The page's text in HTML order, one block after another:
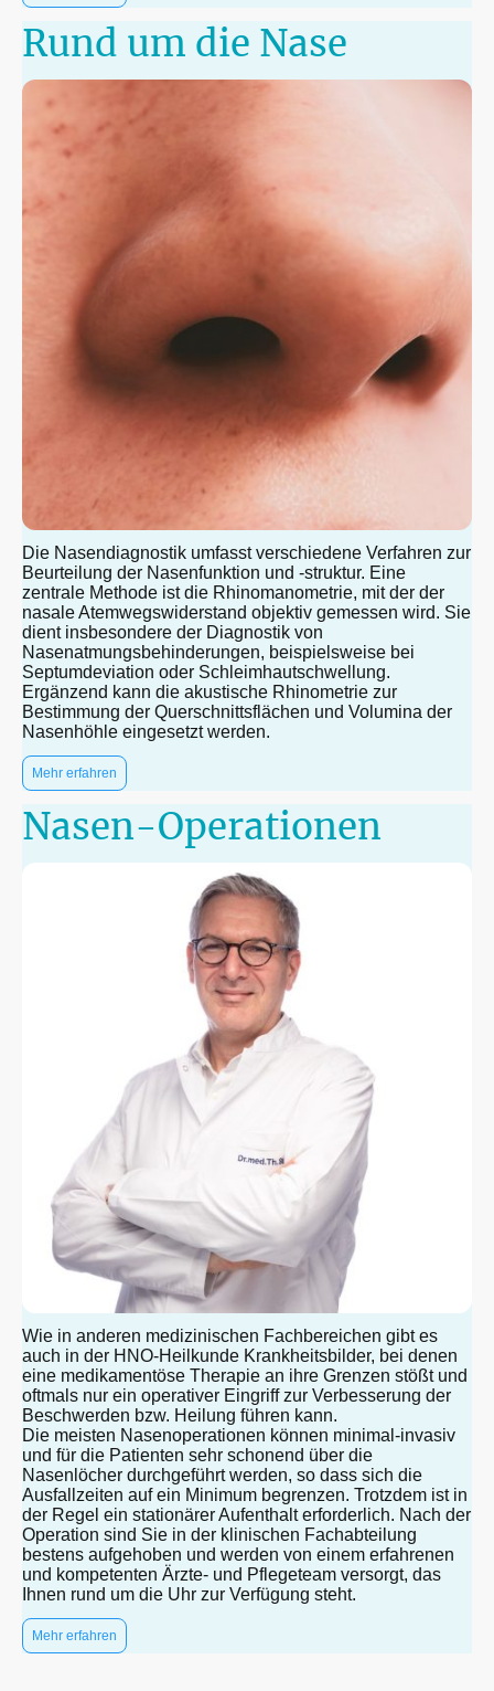
Rund um die Nase
Die Nasendiagnostik umfasst verschiedene Verfahren zur
Beurteilung der Nasenfunktion und -struktur. Eine
zentrale Methode ist die Rhinomanometrie, mit der der
nasale Atemwegswiderstand objektiv gemessen wird. Sie
dient insbesondere der Diagnostik von
Nasenatmungsbehinderungen, beispielsweise bei
Septumdeviation oder Schleimhautschwellung.
Ergänzend kann die akustische Rhinometrie zur
Bestimmung der Querschnittsflächen und Volumina der
Nasenhöhle eingesetzt werden.
Mehr erfahren
Nasen-Operationen
Wie in anderen medizinischen Fachbereichen gibt es
auch in der HNO-Heilkunde Krankheitsbilder, bei denen
eine medikamentöse Therapie an ihre Grenzen stößt und
oftmals nur ein operativer Eingriff zur Verbesserung der
Beschwerden bzw. Heilung führen kann.
Die meisten Nasenoperationen können minimal-invasiv
und für die Patienten sehr schonend über die
Nasenlöcher durchgeführt werden, so dass sich die
Ausfallzeiten auf ein Minimum begrenzen. Trotzdem ist in
der Regel ein stationärer Aufenthalt erforderlich. Nach der
Operation sind Sie in der klinischen Fachabteilung
bestens aufgehoben und werden von einem erfahrenen
und kompetenten Ärzte- und Pflegeteam versorgt, das
Ihnen rund um die Uhr zur Verfügung steht.
Mehr erfahren